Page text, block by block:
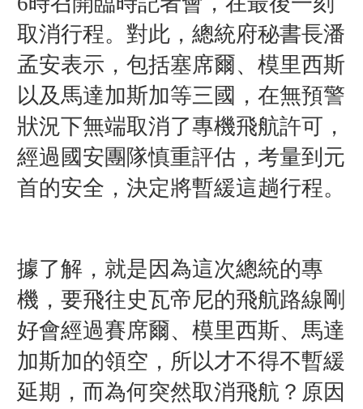
取消行程。對此，總統府秘書長潘
孟安表示，包括塞席爾、模里西斯
以及馬達加斯加等三國，在無預警
狀況下無端取消了專機飛航許可，
經過國安團隊慎重評估，考量到元
首的安全，決定將暫緩這趟行程。
據了解，就是因為這次總統的專
機，要飛往史瓦帝尼的飛航路線剛
好會經過賽席爾、模里西斯、馬達
加斯加的領空，所以才不得不暫緩
延期，而為何突然取消飛航？原因